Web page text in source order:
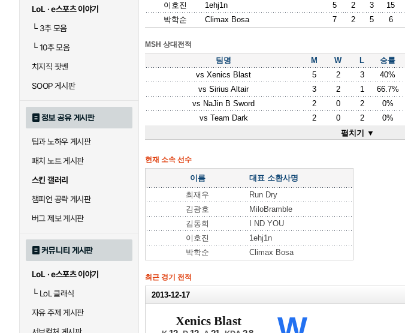
LoL · e스포츠 이야기
└3추 모음
└10추 모음
치지직 팟벤
SOOP 게시판
정보 공유 게시판
팁과 노하우 게시판
패치 노트 게시판
스킨 갤러리
챔피언 공략 게시판
버그 제보 게시판
커뮤니티 게시판
LoL · e스포츠 이야기
└LoL 클래식
자유 주제 게시판
이호진
1ehj1n 5 2 3 15
박학순
Climax Bosa 7 2 5 6
MSH 상대전적
팀명 M W L 승률
vs Xenics Blast 5 2 3 40%
vs Sirius Altair 3 2 1 66.7%
vs NaJin B Sword 2 0 2 0%
vs Team Dark 2 0 2 0%
펼치기 ▼
현재 소속 선수
이름
대표 소환사명
최재우
Run Dry
김광호
MiloBramble
김동희
I ND YOU
이호진
1ehj1n
박학순
Climax Bosa
최근 경기 전적
2013-12-17
16강 C조 진출전 2세트
Xenics Blast